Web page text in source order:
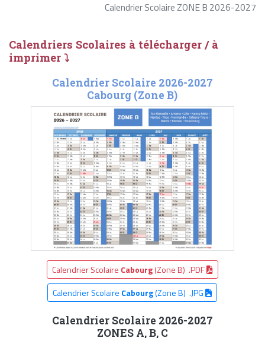
Calendrier Scolaire ZONE B 2026-2027
Calendriers Scolaires à télécharger / à
imprimer ⤵
Calendrier Scolaire 2026-2027
Cabourg (Zone B)
Calendrier Scolaire Cabourg(Zone B) .PDF
Calendrier Scolaire Cabourg(Zone B) .JPG
Calendrier Scolaire 2026-2027
ZONES A, B, C